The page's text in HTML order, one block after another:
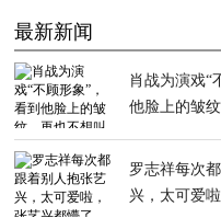
最新新闻
肖战为演戏“
他脸上的皱
罗志祥每次
兴，太可爱